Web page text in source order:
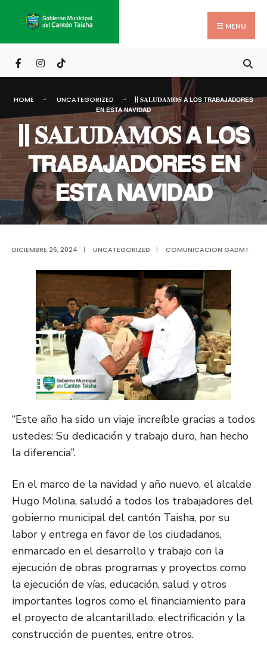
content
MENU
HOME UNCATEGORIZED
|| 𝐒𝐀𝐋𝐔𝐃𝐀𝐌𝐎𝐒 𝗔 𝗟𝗢𝗦 𝗧𝗥𝗔𝗕𝗔𝗝𝗔𝗗𝗢𝗥𝗘𝗦
𝗘𝗡 𝗘𝗦𝗧𝗔 𝗡𝗔𝗩𝗜𝗗𝗔𝗗
|| 𝐒𝐀𝐋𝐔𝐃𝐀𝐌𝐎𝐒 𝗔 𝗟𝗢𝗦
𝗧𝗥𝗔𝗕𝗔𝗝𝗔𝗗𝗢𝗥𝗘𝗦 𝗘𝗡
𝗘𝗦𝗧𝗔 𝗡𝗔𝗩𝗜𝗗𝗔𝗗
DICIEMBRE 26, 2024 | UNCATEGORIZED | COMUNICACION GADMT
“Este año ha sido un viaje increíble gracias a todos
ustedes: Su dedicación y trabajo duro, han hecho
la diferencia”.
En el marco de la navidad y año nuevo, el alcalde
Hugo Molina, saludó a todos los trabajadores del
gobierno municipal del cantón Taisha, por su
labor y entrega en favor de los ciudadanos,
enmarcado en el desarrollo y trabajo con la
ejecución de obras programas y proyectos como
la ejecución de vías, educación, salud y otros
importantes logros como el financiamiento para
el proyecto de alcantarillado, electrificación y la
construcción de puentes, entre otros.
for: